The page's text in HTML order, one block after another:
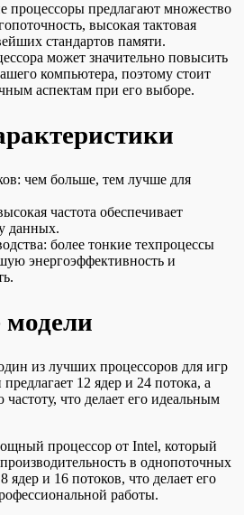
процессоры предлагают множество
высокая тактовая
стандартов памяти.
может значительно повысить
компьютера, поэтому стоит
аспектам при его выборе.
чем больше, тем лучше для
частота обеспечивает
данных.
более тонкие техпроцессы
энергоэффективность и
из лучших процессоров для игр
12 ядер и 24 потока, а
что делает его идеальным
процессор от Intel, который
в однопоточных
и 16 потоков, что делает его
работы.